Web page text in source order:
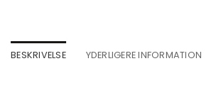
BESKRIVELSE YDERLIGERE INFORMATION